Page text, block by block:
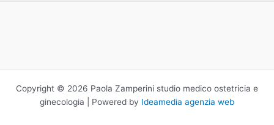
Copyright © 2026 Paola Zamperini studio medico ostetricia e
ginecologia | Powered by Ideamedia agenzia web